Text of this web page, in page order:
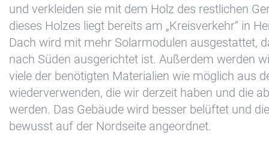
+31(0) 299 – 652 000
info@waterlandyacht.nl
und verkleiden sie mit dem Holz des restlichen
dieses Holzes liegt bereits am „Kreisverkehr“ in
Dach wird mit mehr Solarmodulen ausgestattet,
nach Süden ausgerichtet ist. Außerdem werden
viele der benötigten Materialien wie möglich aus
wiederverwenden, die wir derzeit haben und die
werden. Das Gebäude wird besser belüftet und
bewusst auf der Nordseite angeordnet.